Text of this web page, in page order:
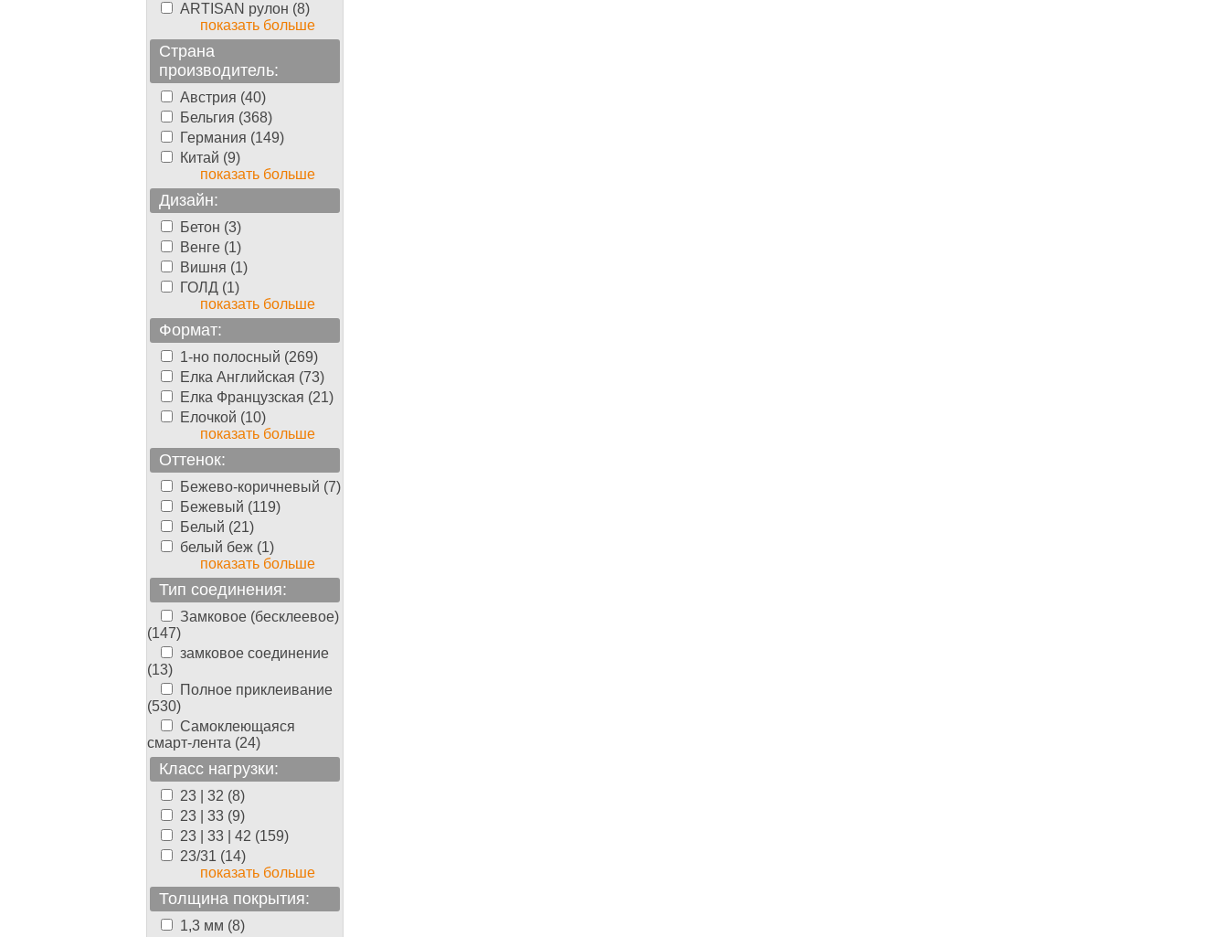
ARTISAN рулон (8)
показать больше
Страна
производитель:
Австрия (40)
Бельгия (368)
Германия (149)
Китай (9)
показать больше
Дизайн:
Бетон (3)
Венге (1)
Вишня (1)
ГОЛД (1)
показать больше
Формат:
1-но полосный (269)
Елка Английская (73)
Елка Французская (21)
Елочкой (10)
показать больше
Оттенок:
Бежево-коричневый (7)
Бежевый (119)
Белый (21)
белый беж (1)
показать больше
Тип соединения:
Замковое (бесклеевое)
(147)
замковое соединение
(13)
Полное приклеивание
(530)
Самоклеющаяся
смарт-лента (24)
Класс нагрузки:
23 | 32 (8)
23 | 33 (9)
23 | 33 | 42 (159)
23/31 (14)
показать больше
Толщина покрытия:
1,3 мм (8)